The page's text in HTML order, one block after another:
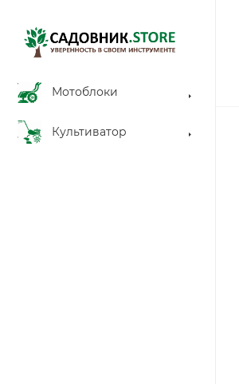
Мотоблоки
Культиватор